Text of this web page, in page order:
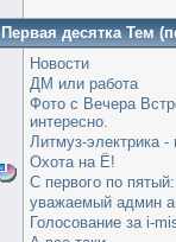
Первая десятка Тем
Новости
ДМ или работа
Фото с Вечера
интересно.
Литмуз-электрика
Охота на Ё!
С первого по
уважаемый админ а
Голосование за i-